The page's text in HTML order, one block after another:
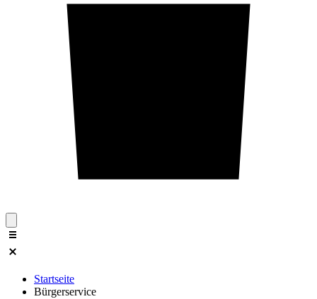
Startseite
Bürgerservice